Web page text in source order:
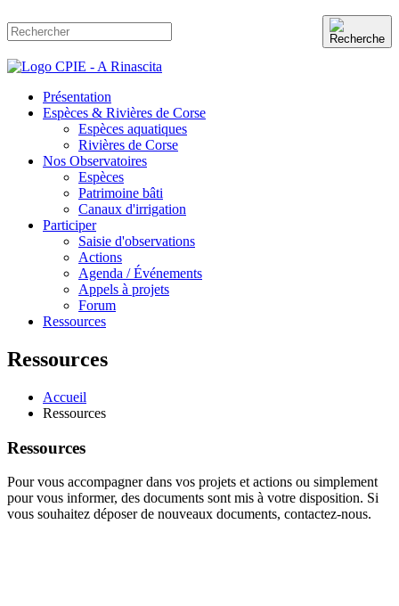
Présentation
Espèces & Rivières de Corse
Espèces aquatiques
Rivières de Corse
Nos Observatoires
Espèces
Patrimoine bâti
Canaux d'irrigation
Participer
Saisie d'observations
Actions
Agenda / Événements
Appels à projets
Forum
Ressources
Ressources
Accueil
Ressources
Ressources
Pour vous accompagner dans vos projets et actions ou simplement
pour vous informer, des documents sont mis à votre disposition. Si
vous souhaitez déposer de nouveaux documents, contactez-nous.